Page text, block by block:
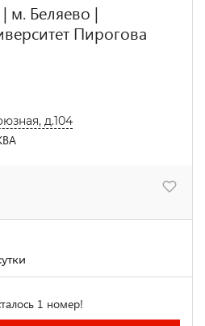
Беляево |
Пирогова
д.104
1 номер!